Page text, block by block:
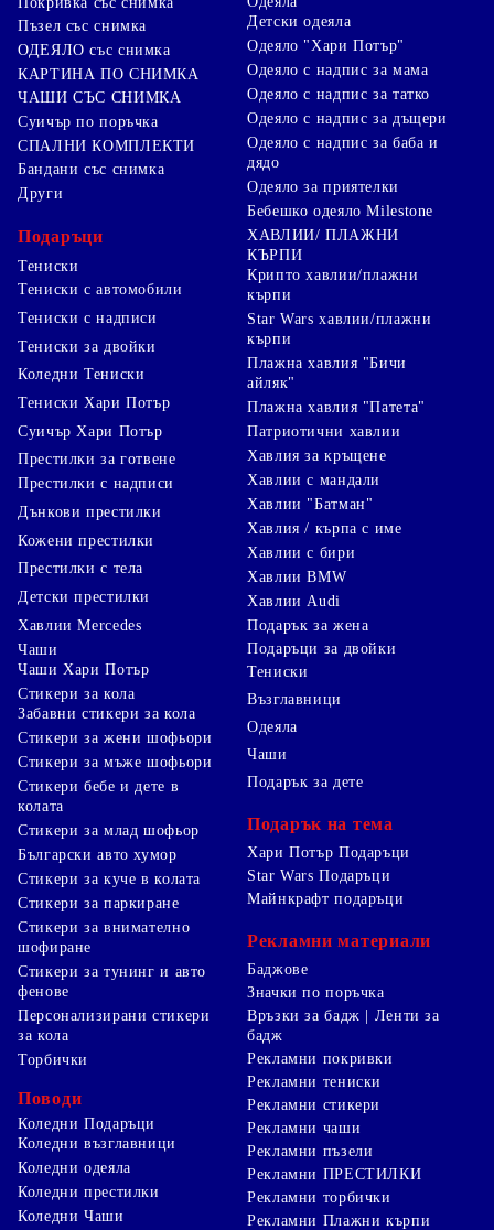
Пъзел със снимка
ОДЕЯЛО със снимка
КАРТИНА ПО СНИМКА
ЧАШИ СЪС СНИМКА
Суичър по поръчка
СПАЛНИ КОМПЛЕКТИ
Бандани със снимка
Други
Подаръци
Тениски
Тениски с автомобили
Тениски с надписи
Тениски за двойки
Коледни Тениски
Тениски Хари Потър
Суичър Хари Потър
Престилки за готвене
Престилки с надписи
Дънкови престилки
Кожени престилки
Престилки с тела
Детски престилки
Детски одеяла
Одеяло "Хари Потър"
Одеяло с надпис за мама
Одеяло с надпис за татко
Одеяло с надпис за дъщери
Одеяло с надпис за баба и
дядо
Одеяло за приятелки
Бебешко одеяло Milestone
ХАВЛИИ/ ПЛАЖНИ
КЪРПИ
Крипто хавлии/плажни
кърпи
Star Wars хавлии/плажни
кърпи
Плажна хавлия "Бичи
айляк"
Плажна хавлия "Патета"
Патриотични хавлии
Хавлия за кръщене
Хавлии с мандали
Хавлии "Батман"
Хавлия / кърпа с име
Хавлии с бири
Хавлии BMW
Хавлии Audi
Хавлии Mercedes
Чаши
Чаши Хари Потър
Стикери за кола
Забавни стикери за кола
Стикери за жени шофьори
Стикери за мъже шофьори
Стикери бебе и дете в
колата
Стикери за млад шофьор
Български авто хумор
Стикери за куче в колата
Стикери за паркиране
Стикери за внимателно
шофиране
Стикери за тунинг и авто
фенове
Персонализирани стикери
за кола
Торбички
Поводи
Коледни Подаръци
Коледни възглавници
Коледни одеяла
Коледни престилки
Коледни Чаши
Подарък за жена
Подаръци за двойки
Тениски
Възглавници
Одеяла
Чаши
Подарък за дете
Подарък на тема
Хари Потър Подаръци
Star Wars Подаръци
Майнкрафт подаръци
Рекламни материали
Баджове
Значки по поръчка
Връзки за бадж | Ленти за
бадж
Рекламни покривки
Рекламни тениски
Рекламни стикери
Рекламни чаши
Рекламни пъзели
Рекламни ПРЕСТИЛКИ
Рекламни торбички
Рекламни Плажни кърпи